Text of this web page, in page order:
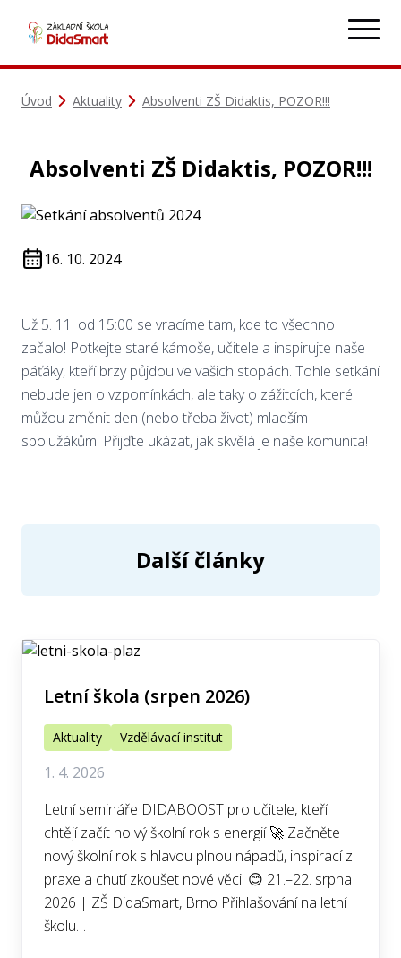
Úvod Aktuality Absolventi ZŠ Didaktis, POZOR!!!
Absolventi ZŠ Didaktis, POZOR!!!
16. 10. 2024
Už 5. 11. od 15:00 se vracíme tam, kde to všechno
začalo! Potkejte staré kámoše, učitele a inspirujte naše
páťáky, kteří brzy půjdou ve vašich stopách. Tohle setkání
nebude jen o vzpomínkách, ale taky o zážitcích, které
můžou změnit den (nebo třeba život) mladším
spolužákům! Přijďte ukázat, jak skvělá je naše komunita!
Další články
Letní škola (srpen 2026)
Aktuality Vzdělávací institut
1. 4. 2026
Letní semináře DIDABOOST pro učitele, kteří
chtějí začít no vý školní rok s energií 🚀 Začněte
nový školní rok s hlavou plnou nápadů, inspirací z
praxe a chutí zkoušet nové věci. 😊 21.–22. srpna
2026 | ZŠ DidaSmart, Brno Přihlašování na letní
školu…